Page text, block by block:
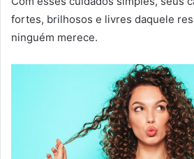
fortes, brilhosos e livres daquele
ninguém merece.